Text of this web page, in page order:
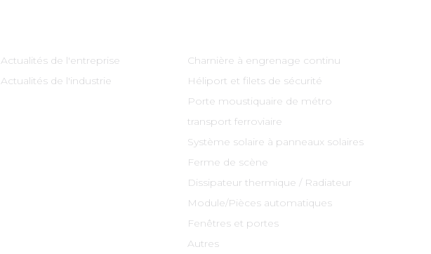
Actualités de l'entreprise
Actualités de l'industrie
Charnière à engrenage continu
Héliport et filets de sécurité
Porte moustiquaire de métro
transport ferroviaire
Système solaire à panneaux solaires
Ferme de scène
Dissipateur thermique / Radiateur
Module/Pièces automatiques
Fenêtres et portes
Autres